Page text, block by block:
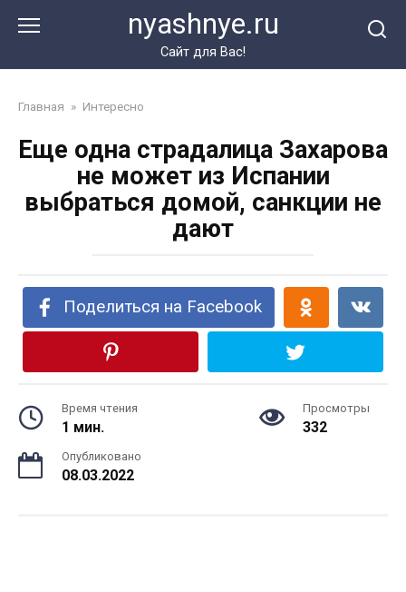
nyashnye.ru
Сайт для Вас!
Главная » Интересно
Еще одна страдалица Захарова
не может из Испании
выбраться домой, санкции не
дают
Поделиться на Facebook
Время чтения
1 мин.
Просмотры
332
Опубликовано
08.03.2022